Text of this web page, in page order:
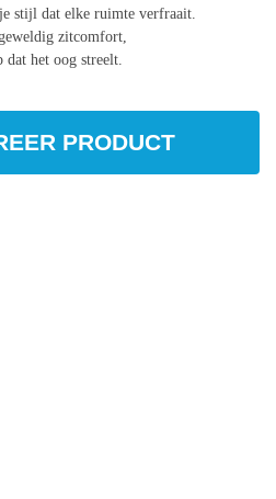
stijl dat elke ruimte verfraait.
zitcomfort,
het oog streelt.
PRODUCT